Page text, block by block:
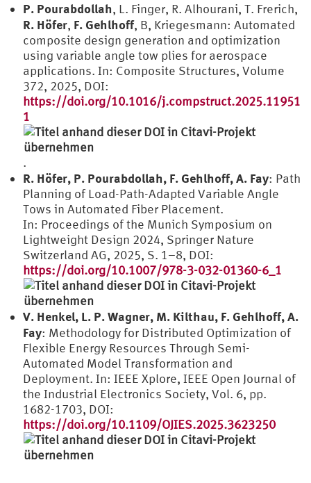
P. Pourabdollah, L. Finger, R. Alhourani, T. Frerich,
R. Höfer, F. Gehlhoff, B, Kriegesmann: Automated
composite design generation and optimization
using variable angle tow plies for aerospace
applications. In: Composite Structures, Volume
372, 2025, DOI:
https://doi.org/10.1016/j.compstruct.2025.11951
1
.
R. Höfer, P. Pourabdollah, F. Gehlhoff, A. Fay: Path
Planning of Load-Path-Adapted Variable Angle
Tows in Automated Fiber Placement.
In: Proceedings of the Munich Symposium on
Lightweight Design 2024, Springer Nature
Switzerland AG, 2025, S. 1–8, DOI:
https://doi.org/10.1007/978-3-032-01360-6_1
V. Henkel, L. P. Wagner, M. Kilthau, F. Gehlhoff, A.
Fay: Methodology for Distributed Optimization of
Flexible Energy Resources Through Semi-
Automated Model Transformation and
Deployment. In: IEEE Xplore, IEEE Open Journal of
the Industrial Electronics Society, Vol. 6, pp.
1682-1703, DOI:
https://doi.org/10.1109/OJIES.2025.3623250